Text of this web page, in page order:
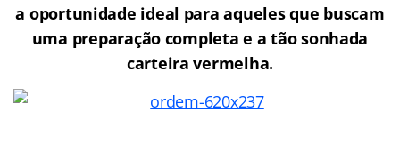
a oportunidade ideal para aqueles que buscam
uma preparação completa e a tão sonhada
carteira vermelha.